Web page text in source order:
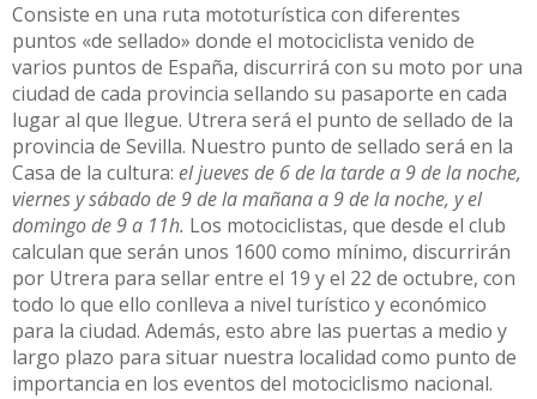
Consiste en una ruta mototurística con diferentes
puntos «de sellado» donde el motociclista venido de
varios puntos de España, discurrirá con su moto por una
ciudad de cada provincia sellando su pasaporte en cada
lugar al que llegue. Utrera será el punto de sellado de la
provincia de Sevilla. Nuestro punto de sellado será en la
Casa de la cultura: el jueves de 6 de la tarde a 9 de la noche,
viernes y sábado de 9 de la mañana a 9 de la noche, y el
domingo de 9 a 11h. Los motociclistas, que desde el club
calculan que serán unos 1600 como mínimo, discurrirán
por Utrera para sellar entre el 19 y el 22 de octubre, con
todo lo que ello conlleva a nivel turístico y económico
para la ciudad. Además, esto abre las puertas a medio y
largo plazo para situar nuestra localidad como punto de
importancia en los eventos del motociclismo nacional.